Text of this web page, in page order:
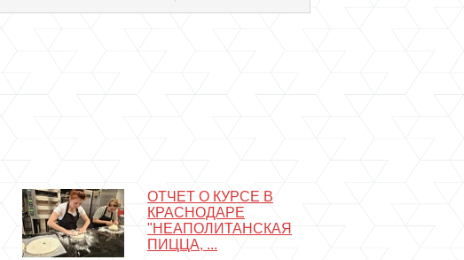
ОТЧЕТ О КУРСЕ В
КРАСНОДАРЕ
"НЕАПОЛИТАНСКАЯ
ПИЦЦА, ...